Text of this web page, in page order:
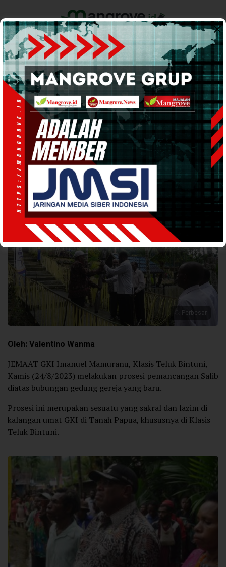
Home Pemerintahan Ekonomi & Bisnis Info Tanah Papua
Support by
BERITA DAERAH· 25 Agu 202308:31WIB
Eksistensi Agama Keluarga di Kampung
Mamuranu
Perbesar
Oleh: Valentino Wanma
JEMAAT GKI Imanuel Mamuranu, Klasis Teluk Bintuni,
Kamis (24/8/2023) melakukan prosesi pemancangan Salib
diatas bubungan gedung gereja yang baru.
Prosesi ini merupakan sesuatu yang sakral dan lazim di
kalangan umat GKI di Tanah Papua, khususnya di Klasis
Teluk Bintuni.